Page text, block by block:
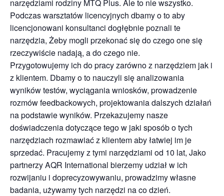
narzędziami rodziny MTQ Plus. Ale to nie wszystko.
Podczas warsztatów licencyjnych dbamy o to aby
licencjonowani konsultanci dogłębnie poznali te
narzędzia, Żeby mogli przekonać się do czego one się
rzeczywiście nadają, a do czego nie.
Przygotowujemy ich do pracy zarówno z narzędziem jak i
z klientem. Dbamy o to nauczyli się analizowania
wyników testów, wyciągania wniosków, prowadzenie
rozmów feedbackowych, projektowania dalszych działań
na podstawie wyników. Przekazujemy nasze
doświadczenia dotyczące tego w jaki sposób o tych
narzędziach rozmawiać z klientem aby łatwiej im je
sprzedać. Pracujemy z tymi narzędziami od 10 lat, Jako
partnerzy AQR International bierzemy udział w ich
rozwijaniu i doprecyzowywaniu, prowadzimy własne
badania, używamy tych narzędzi na co dzień.